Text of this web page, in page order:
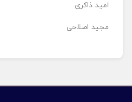
امید ذاکری
مجید اصلاحی